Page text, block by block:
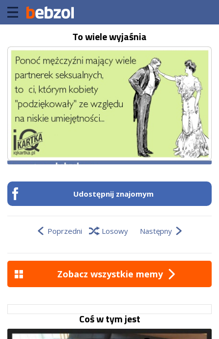
To wiele wyjaśnia
Udostępnij znajomym
Poprzedni Losowy Następny
Zobacz wszystkie memy
Coś w tym jest